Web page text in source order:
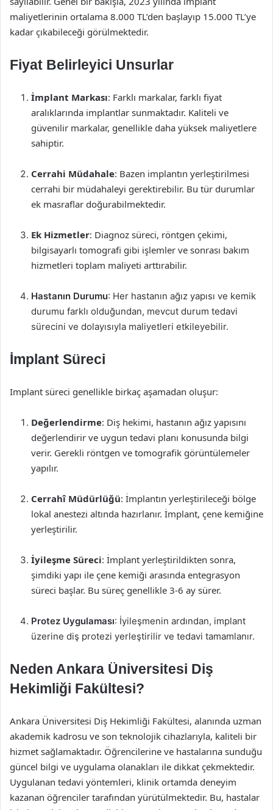
maliyetlerinin ortalama 8.000 TL’den başlayıp 15.000 TL’ye
kadar çıkabileceği görülmektedir.
Fiyat Belirleyici Unsurlar
İmplant Markası: Farklı markalar, farklı fiyat
aralıklarında implantlar sunmaktadır. Kaliteli ve
güvenilir markalar, genellikle daha yüksek maliyetlere
sahiptir.
Cerrahi Müdahale: Bazen implantın yerleştirilmesi
cerrahi bir müdahaleyi gerektirebilir. Bu tür durumlar
ek masraflar doğurabilmektedir.
Ek Hizmetler: Diagnoz süreci, röntgen çekimi,
bilgisayarlı tomografi gibi işlemler ve sonrası bakım
hizmetleri toplam maliyeti arttırabilir.
Hastanın Durumu: Her hastanın ağız yapısı ve kemik
durumu farklı olduğundan, mevcut durum tedavi
sürecini ve dolayısıyla maliyetleri etkileyebilir.
İmplant Süreci
Implant süreci genellikle birkaç aşamadan oluşur:
Değerlendirme: Diş hekimi, hastanın ağız yapısını
değerlendirir ve uygun tedavi planı konusunda bilgi
verir. Gerekli röntgen ve tomografik görüntülemeler
yapılır.
Cerrahî Müdürlüğü: İmplantın yerleştirileceği bölge
lokal anestezi altında hazırlanır. İmplant, çene kemiğine
yerleştirilir.
İyileşme Süreci: İmplant yerleştirildikten sonra,
şimdiki yapı ile çene kemiği arasında entegrasyon
süreci başlar. Bu süreç genellikle 3-6 ay sürer.
Protez Uygulaması: İyileşmenin ardından, implant
üzerine diş protezi yerleştirilir ve tedavi tamamlanır.
Neden Ankara Üniversitesi Diş
Hekimliği Fakültesi?
Ankara Üniversitesi Diş Hekimliği Fakültesi, alanında uzman
akademik kadrosu ve son teknolojik cihazlarıyla, kaliteli bir
hizmet sağlamaktadır. Öğrencilerine ve hastalarına sunduğu
güncel bilgi ve uygulama olanakları ile dikkat çekmektedir.
Uygulanan tedavi yöntemleri, klinik ortamda deneyim
kazanan öğrenciler tarafından yürütülmektedir. Bu, hastalar